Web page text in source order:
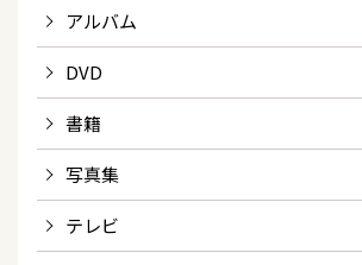
アルバム
DVD
書籍
写真集
テレビ